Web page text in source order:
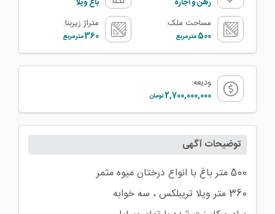
مساحت ملک:
500متر مربع
متراژ زیربنا:
360متر مربع
ودیعه:
2,700,000,000تومان
توضیحات آگهی